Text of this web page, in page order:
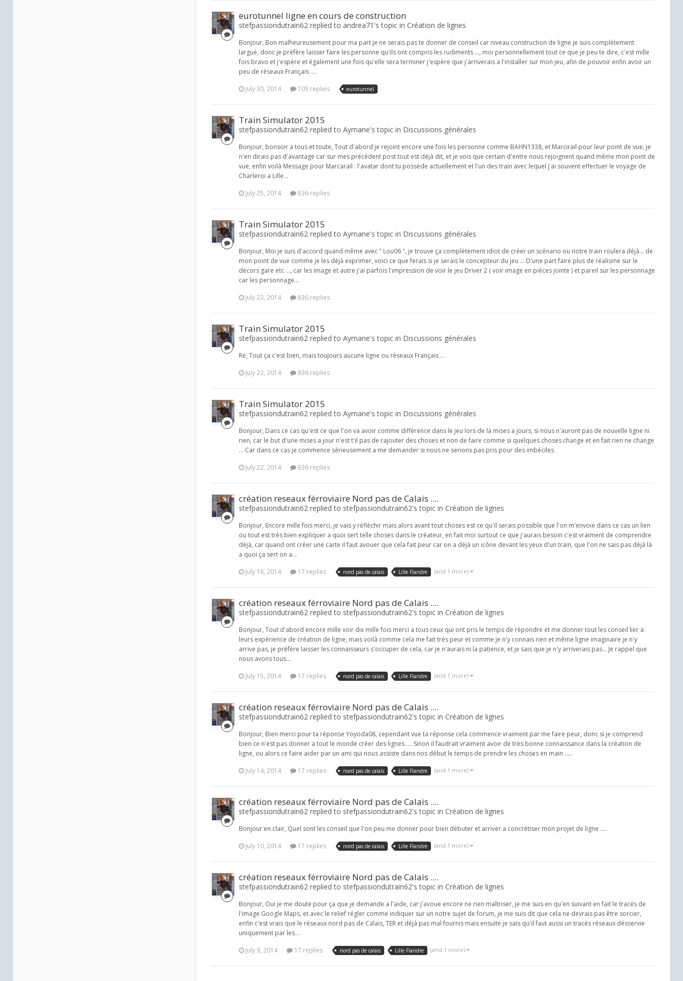
eurotunnel ligne en cours de construction
stefpassiondutrain62 replied to andrea71's topic in Création de lignes
Bonjour, Bon malheureusement pour ma part je ne serais pas te donner de conseil car niveau construction de ligne je suis complétement
largué, donc je prèfère laisser faire les personne qu'ils ont compris les rudiments ..., moi personnellement tout ce que je peu te dire, c'est mille
fois bravo et j'espère et également une fois qu'elle sera terminer j'espère que j'arriverais a l'installer sur mon jeu, afin de pouvoir enfin avoir un
peu de réseaux Français ....
July 30, 2014
105 replies eurotunnel
Train Simulator 2015
stefpassiondutrain62 replied to Aymane's topic in Discussions générales
Bonjour, bonsoir a tous et toute, Tout d'abord je rejoint encore une fois les personne comme BAHN1338, et Marcirail pour leur point de vue, je
n'en dirais pas d'avantage car sur mes précédent post tout est déjà dit, et je vois que certain d'entre nous rejoignent quand même mon point de
vue, enfin voilà Message pour Marcarail : l'avatar dont tu posséde actuellement et l'un des train avec lequel j'ai souvent effectuer le voyage de
Charleroi a Lille...
July 25, 2014
836 replies
Train Simulator 2015
stefpassiondutrain62 replied to Aymane's topic in Discussions générales
Bonjour, Moi je suis d'accord quand même avec " Lou06 ", je trouve ça complètement idiot de créer un scénario ou notre train roulera déjà... de
mon point de vue comme je les déjà exprimer, voici ce que ferais si je serais le concepteur du jeu ... D'une part faire plus de réalisme sur le
décors gare etc ..., car les image et autre j'ai parfois l'impression de voir le jeu Driver 2 ( voir image en pièces jointe ) et pareil sur les personnage
car les personnage...
July 23, 2014
836 replies
Train Simulator 2015
stefpassiondutrain62 replied to Aymane's topic in Discussions générales
Re, Tout ça c'est bien, mais toujours aucune ligne ou réseaux Français ...
July 22, 2014
836 replies
Train Simulator 2015
stefpassiondutrain62 replied to Aymane's topic in Discussions générales
Bonjour, Dans ce cas qu'est ce que l'on va avoir comme différence dans le jeu lors de la mises a jours, si nous n'auront pas de nouvelle ligne ni
rien, car le but d'une mises a jour n'est t'il pas de rajouter des choses et non de faire comme si quelques choses change et en fait rien ne change
... Car dans ce cas je commence sérieusement a me demander si nous ne serions pas pris pour des imbéciles
July 22, 2014
836 replies
création reseaux férroviaire Nord pas de Calais ....
stefpassiondutrain62 replied to stefpassiondutrain62's topic in Création de lignes
Bonjour, Encore mille fois merci, je vais y réfléchir mais alors avant tout choses est ce qu'il serais possible que l'on m'envoie dans ce cas un lien
ou tout est très bien expliquer a quoi sert telle choses dans le créateur, en fait moi surtout ce que j'aurais besoin c'est vraiment de comprendre
déjà, car quand ont créer une carte il faut avouer que cela fait peur car on a déjà un icône devant les yeux d'un train, que l'on ne sais pas déjà là
a quoi ça sert on a...
July 16, 2014
17 replies nord pas de calais Lille Flandre (and 1 more)
création reseaux férroviaire Nord pas de Calais ....
stefpassiondutrain62 replied to stefpassiondutrain62's topic in Création de lignes
Bonjour, Tout d'abord encore mille voir dix mille fois merci a tous ceux qui ont pris le temps de répondre et me donner tout les conseil lier a
leurs expérience de création de ligne, mais voilà comme cela me fait très peur et comme je n'y connais rien et même ligne imaginaire je n'y
arrive pas, je préfère laisser les connaisseurs s'occuper de cela, car je n'aurais ni la patience, et je sais que je n'y arriverais pas... Je rappel que
nous avons tous...
July 15, 2014
17 replies nord pas de calais Lille Flandre (and 1 more)
création reseaux férroviaire Nord pas de Calais ....
stefpassiondutrain62 replied to stefpassiondutrain62's topic in Création de lignes
Bonjour, Bien merci pour ta réponse Yoyoda08, cependant vue ta réponse cela commence vraiment par me faire peur, donc si je comprend
bien ce n'est pas donner a tout le monde créer des lignes .... Sinon il faudrait vraiment avoir de très bonne connaissance dans la création de
ligne, ou alors ce faire aider par un ami qui nous assiste dans nos début le temps de prendre les choses en main .....
July 14, 2014
17 replies nord pas de calais Lille Flandre (and 1 more)
création reseaux férroviaire Nord pas de Calais ....
stefpassiondutrain62 replied to stefpassiondutrain62's topic in Création de lignes
Bonjour en clair, Quel sont les conseil que l'on peu me donner pour bien débuter et arriver a concrétiser mon projet de ligne ....
July 10, 2014
17 replies nord pas de calais Lille Flandre (and 1 more)
création reseaux férroviaire Nord pas de Calais ....
stefpassiondutrain62 replied to stefpassiondutrain62's topic in Création de lignes
Bonjour, Oui je me doute pour ça que je demande a l'aide, car j'avoue encore ne rien maîtriser, je me suis en qu'en suivant en fait le tracés de
l'image Google Maps, et avec le relief régler comme indiquer sur un notre sujet de forum, je me suis dit que cela ne devrais pas être sorcier,
enfin c'est vrais que le réseaux nord pas de Calais, TER et déjà pas mal fournis mais ensuite je sais qu'il faut aussi un tracés réseaux désservie
uniquement par les...
July 9, 2014
17 replies nord pas de calais Lille Flandre (and 1 more)